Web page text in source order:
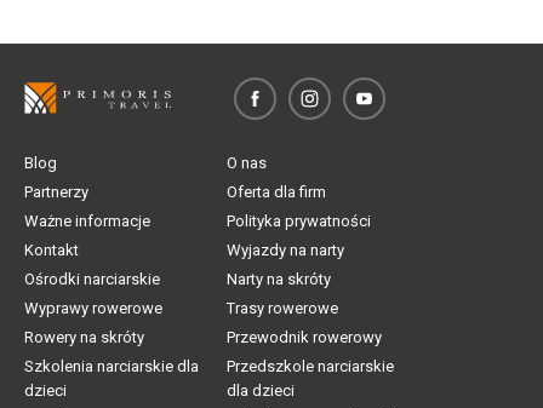
Blog
O nas
Partnerzy
Oferta dla firm
Ważne informacje
Polityka prywatności
Kontakt
Wyjazdy na narty
Ośrodki narciarskie
Narty na skróty
Wyprawy rowerowe
Trasy rowerowe
Rowery na skróty
Przewodnik rowerowy
Szkolenia narciarskie dla
dzieci
Przedszkole narciarskie
dla dzieci